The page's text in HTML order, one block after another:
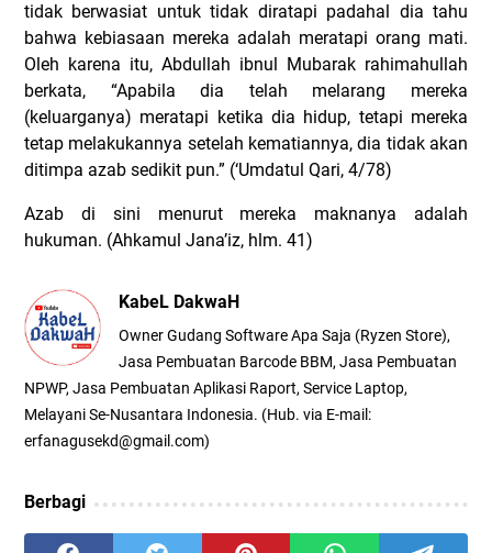
tidak berwasiat untuk tidak diratapi padahal dia tahu
bahwa kebiasaan mereka adalah meratapi orang mati.
Oleh karena itu, Abdullah ibnul Mubarak rahimahullah
berkata, “Apabila dia telah melarang mereka
(keluarganya) meratapi ketika dia hidup, tetapi mereka
tetap melakukannya setelah kematiannya, dia tidak akan
ditimpa azab sedikit pun.” (‘Umdatul Qari, 4/78)
Azab di sini menurut mereka maknanya adalah
hukuman. (Ahkamul Jana’iz, hlm. 41)
KabeL DakwaH
Owner Gudang Software Apa Saja (Ryzen Store),
Jasa Pembuatan Barcode BBM, Jasa Pembuatan
NPWP, Jasa Pembuatan Aplikasi Raport, Service Laptop,
Melayani Se-Nusantara Indonesia. (Hub. via E-mail:
erfanagusekd@gmail.com)
Berbagi